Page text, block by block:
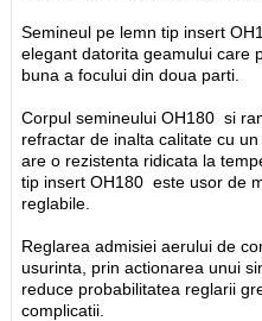
Semineul pe lemn tip insert
elegant datorita geamului care
buna a focului din doua parti.
Corpul semineului OH180 si
refractar de inalta calitate cu
are o rezistenta ridicata la
tip insert OH180 este usor de
reglabile.
Reglarea admisiei aerului de
usurinta, prin actionarea unui
reduce probabilitatea reglarii
complicatii.